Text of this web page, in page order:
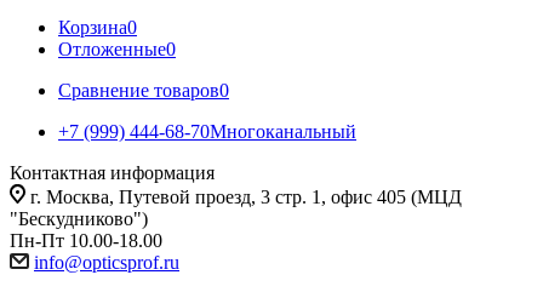
Корзина0
Отложенные0
Сравнение товаров0
+7 (999) 444-68-70Многоканальный
Контактная информация
г. Москва, Путевой проезд, 3 стр. 1, офис 405 (МЦД
"Бескудниково")
Пн-Пт 10.00-18.00
info@opticsprof.ru